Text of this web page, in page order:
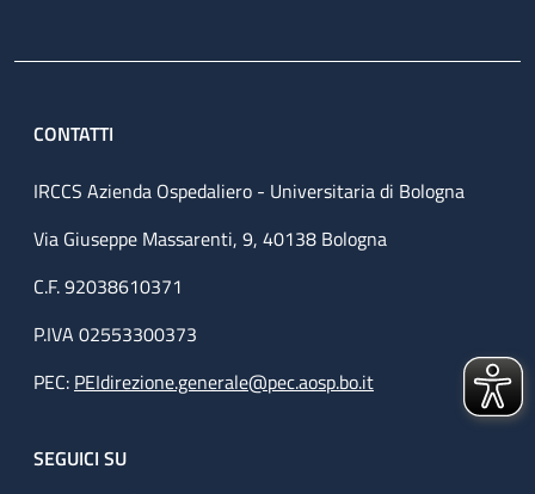
CONTATTI
IRCCS Azienda Ospedaliero - Universitaria di Bologna
Via Giuseppe Massarenti, 9, 40138 Bologna
C.F. 92038610371
P.IVA 02553300373
PEC: PEIdirezione.generale@pec.aosp.bo.it
SEGUICI SU